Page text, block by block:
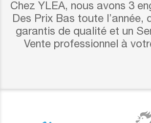
Chez YLEA, nous avons 3
Des Prix Bas toute l’année,
garantis de qualité et un
Vente professionnel à